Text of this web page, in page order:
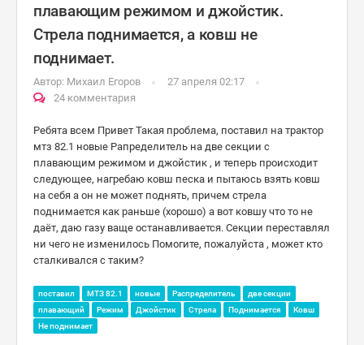
плавающим режимом и джойстик.
Стрела поднимается, а ковш не
поднимает.
Автор: Михаил Егоров
27 апреля 02:17
24 комментария
Ребята всем Привет Такая проблема, поставил на трактор
мтз 82.1 новые Рапределитель на две секции с
плавающим режимом и джойстик , и теперь происходит
следующее, нагребаю ковш песка и пытаюсь взять ковш
на себя а он не может поднять, причем стрела
поднимается как раньше (хорошо) а вот ковшу что то не
даёт, даю газу ваще останавливается. Секции переставлял
ни чего не изменилось Помогите, пожалуйста , может кто
сталкивался с таким?
поставил МТЗ 82.1 новые Распределитель
две секции
плавающий
Режим Джойстик Стрела Поднимается
Ковш
Не поднимает